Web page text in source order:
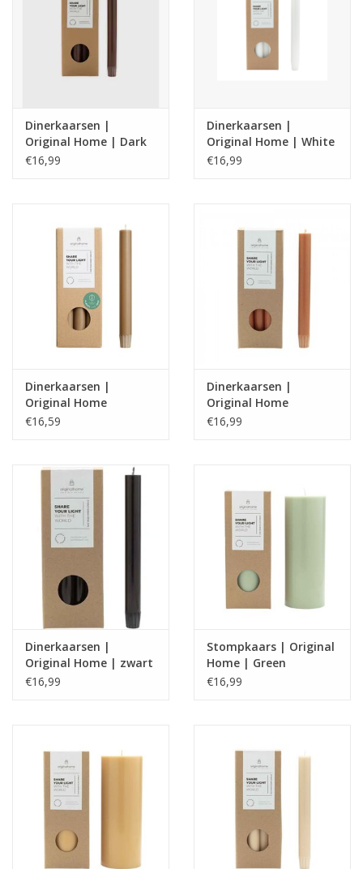
Dinerkaarsen |
Original Home | Dark
Grape
€16,99
Dinerkaarsen |
Original Home | White
€16,99
Dinerkaarsen |
Original Home
|Chocolate
€16,59
Dinerkaarsen |
Original Home
|Cognac
€16,99
Dinerkaarsen |
Original Home | zwart
€16,99
Stompkaars | Original
Home | Green
€16,99